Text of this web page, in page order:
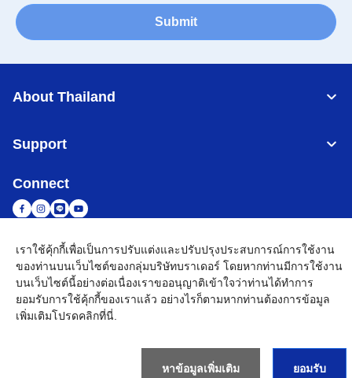
Submit
About Thailand
Support
Connect
Thailand เครือข่าย Brother ทั่วโลก
นโยบายความเป็นส่วนตัว เงื่อนไขการใช้งาน แผนผังเว็บไซต์ ไปที่โกลบอลไซต์
เราใช้คุ้กกี้เพื่อเป็นการปรับแต่งและปรับปรุงประสบการณ์การใช้งาน
ของท่านบนเว็บไซต์ของกลุ่มบริษัทบราเดอร์ โดยหากท่านมีการใช้งาน
บนเว็บไซต์นี้อย่างต่อเนื่องเราขออนุญาติเข้าใจว่าท่านได้ทำการ
ยอมรับการใช้คุ้กกี้ของเราแล้ว อย่างไรก็ตามหากท่านต้องการข้อมูล
เพิ่มเติมโปรดคลิกที่นี่
หาข้อมูลเพิ่มเติม ยอมรับ